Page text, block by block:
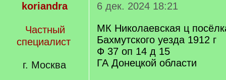
koriandra
Частный
специалист
г. Москва
6 дек. 2024 18:21
МК Николаевская ц
Бахмутского уезда 1912 г
Ф 37 оп 14 д 15
ГА Донецкой области